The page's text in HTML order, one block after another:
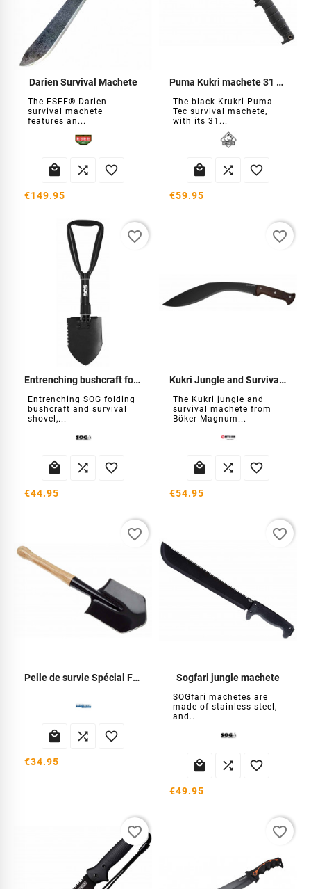
Darien Survival Machete
The ESEE® Darien
survival machete
features an...
  
€149.95
Puma Kukri machete 31 cm
The black Krukri Puma-
Tec survival machete,
with its 31...
  
€59.95
Entrenching bushcraft folding shovel
Entrenching SOG folding
bushcraft and survival
shovel,...
  
€44.95
favorite_border
Kukri Jungle and Survival Machete
The Kukri jungle and
survival machete from
Böker Magnum...
  
€54.95
favorite_border
Pelle de survie Spécial Forces
  
€34.95
favorite_border
Sogfari jungle machete
SOGfari machetes are
made of stainless steel,
and...
  
€49.95
favorite_border
favorite_border favorite_border